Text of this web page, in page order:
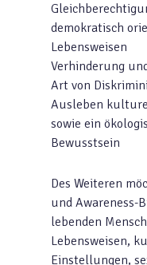
demokratisch
Lebensweisen
Verhinderung
Art von
Ausleben
sowie ein
Bewusstsein
Des Weiteren
und Awareness-
lebenden
Lebensweisen,
Einstellungen,